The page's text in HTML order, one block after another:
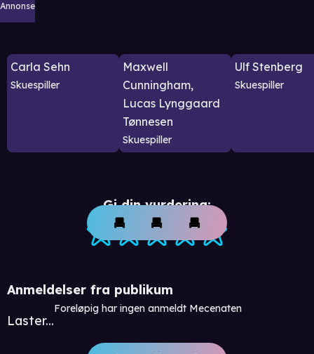
Annonse
Carla Sehn
Skuespiller
Maxwell
Cunningham‚
Lucas Lynggaard
Tønnesen
Skuespiller
Ulf Stenberg
Skuespiller
Gi din vurdering:
Anmeldelser fra publikum
Laster...
Foreløpig har ingen anmeldt Mecenaten